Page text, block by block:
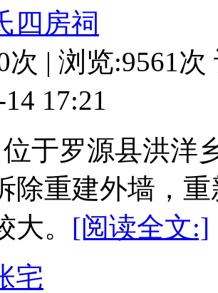
四房祠
次 | 浏览:9561次
17:21
于罗源县洪洋
除重建外墙，
大。 [阅读全文:]
宅